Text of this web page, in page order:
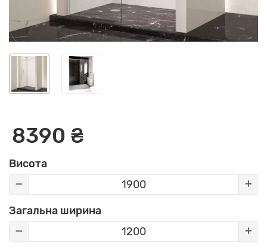
8390 ₴
Висота
Загальна ширина